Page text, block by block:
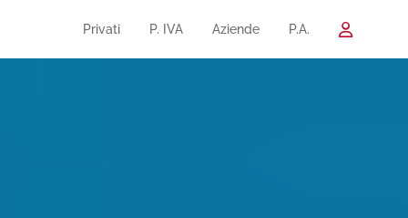
Privati P. IVA Aziende P.A.